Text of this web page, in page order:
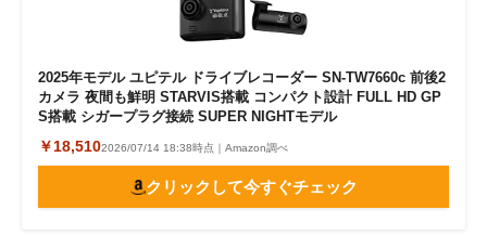
2025年モデル ユピテル ドライブレコーダー SN-TW7660c 前後2
カメラ 夜間も鮮明 STARVIS搭載 コンパクト設計 FULL HD GP
S搭載 シガープラグ接続 SUPER NIGHTモデル
￥18,5102026/07/14 18:38時点｜Amazon調べ
クリックして今すぐチェック